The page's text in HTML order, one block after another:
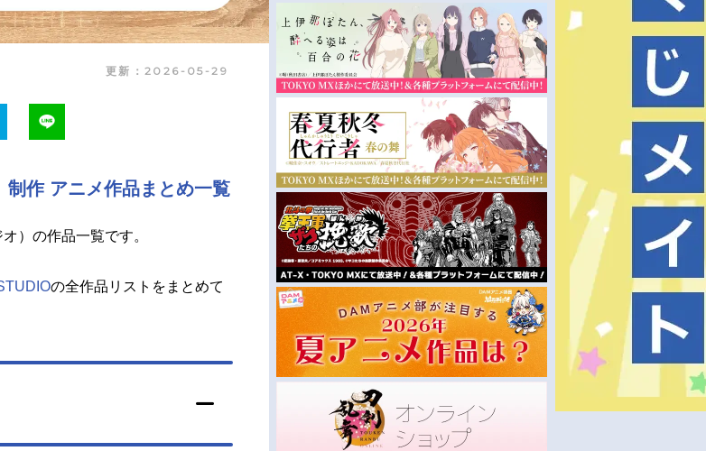
更新：2026-05-29
作 アニメ作品まとめ一覧
）の作品一覧です。
の全作品リストをまとめて